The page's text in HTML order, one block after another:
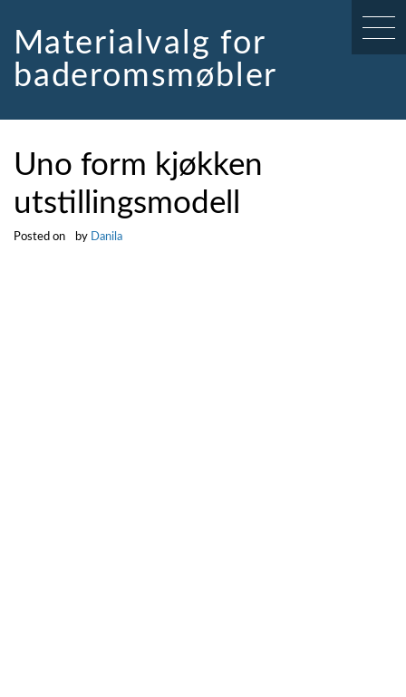
contentMaterialvalg for
baderomsmøbler
Uno form kjøkken
utstillingsmodell
Posted on by Danila